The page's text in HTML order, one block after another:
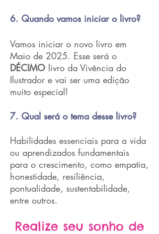
6. Quando vamos iniciar o livro?
Vamos iniciar o novo livro em
Maio de 2025. Esse será o
DÉCIMO livro da Vivência do
Ilustrador e vai ser uma edição
muito especial!
7. Qual será o tema desse livro?
Habilidades essenciais para a vida
ou aprendizados fundamentais
para o crescimento, como empatia,
honestidade, resiliência,
pontualidade, sustentabilidade,
entre outros.
Realize seu sonho de